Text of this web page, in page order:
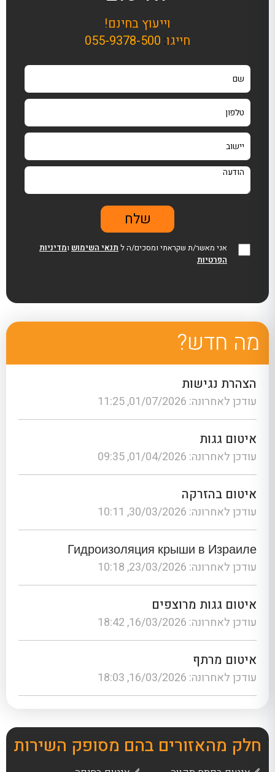
וייעוץ בחינם!
חייגו:
055-9378-500
אני מאשר/ת שקראתי ומסכים/ה ל תנאי השימוש ומדיניות
הפרטיות
מה חדש?
הצהרת נגישות
עודכן לאחרונה: 01/07/2026, 11:25
איטום גגות
עודכן לאחרונה: 01/04/2026, 09:35
איטום בהזרקה
עודכן לאחרונה: 30/03/2026, 10:11
Гидроизоляция крыши в Израиле
עודכן לאחרונה: 23/03/2026, 10:18
איטום גגות מרוצפים
עודכן לאחרונה: 16/03/2026, 18:42
איטום מרתף
עודכן לאחרונה: 16/03/2026, 18:03
חלק מהאזורים בהם מסופק השירות